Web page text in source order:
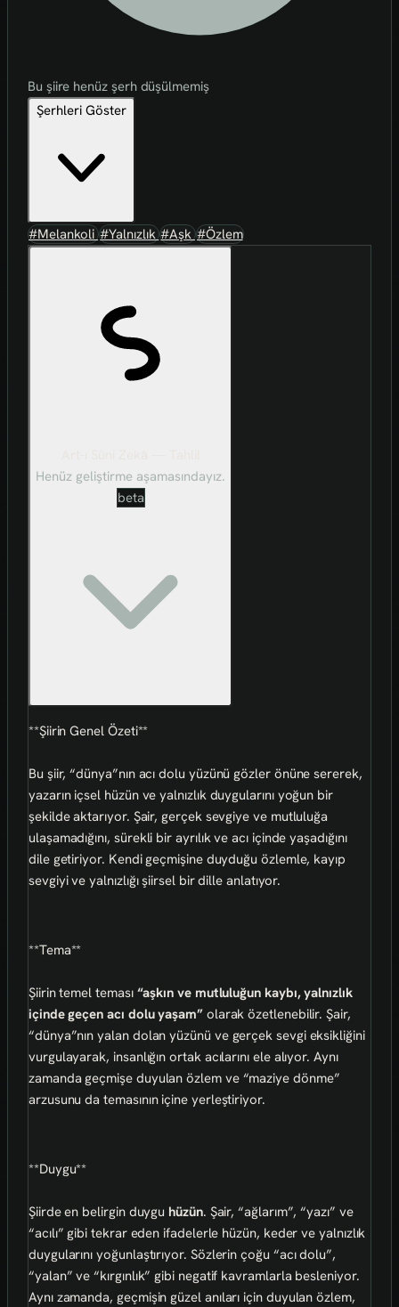
Bu şiire henüz şerh düşülmemiş
Şerhleri Göster
#Melankoli#Yalnızlık#Aşk#Özlem
Henüz geliştirme aşamasındayız.
beta
**Şiirin Genel Özeti**
Bu şiir, “dünya”nın acı dolu yüzünü gözler önüne sererek,
yazarın içsel hüzün ve yalnızlık duygularını yoğun bir
şekilde aktarıyor. Şair, gerçek sevgiye ve mutluluğa
ulaşamadığını, sürekli bir ayrılık ve acı içinde yaşadığını
dile getiriyor. Kendi geçmişine duyduğu özlemle, kayıp
sevgiyi ve yalnızlığı şiirsel bir dille anlatıyor.
**Tema**
Şiirin temel teması “aşkın ve mutluluğun kaybı, yalnızlık
içinde geçen acı dolu yaşam”olarak özetlenebilir. Şair,
“dünya”nın yalan dolan yüzünü ve gerçek sevgi eksikliğini
vurgulayarak, insanlığın ortak acılarını ele alıyor. Aynı
zamanda geçmişe duyulan özlem ve “maziye dönme”
arzusunu da temasının içine yerleştiriyor.
**Duygu**
Şiirde en belirgin duygu hüzün. Şair, “ağlarım”, “yazı” ve
“acılı” gibi tekrar eden ifadelerle hüzün, keder ve yalnızlık
duygularını yoğunlaştırıyor. Sözlerin çoğu “acı dolu”,
“yalan” ve “kırgınlık” gibi negatif kavramlarla besleniyor.
Aynı zamanda, geçmişin güzel anıları için duyulan özlem,